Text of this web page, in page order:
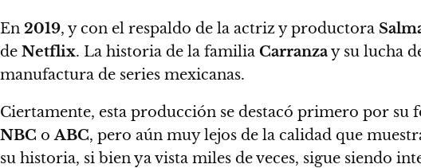
En 2019, y con el respaldo de la actriz y productora
de Netflix. La historia de la familia Carranzay su lucha
manufactura de series mexicanas.
Ciertamente, esta producción se destacó primero por
NBC oABC, pero aún muy lejos de la calidad que
su historia, si bien ya vista miles de veces, sigue siendo